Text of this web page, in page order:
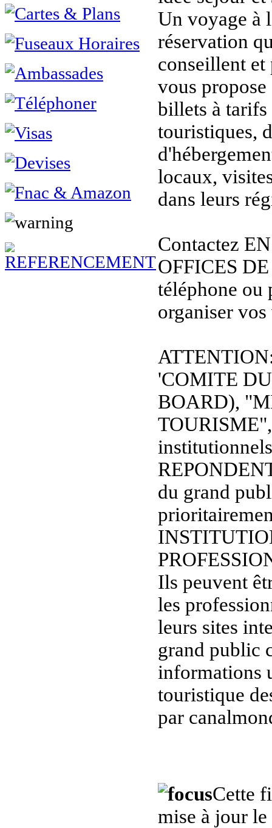
Un voyage à
réservation
conseillent et
vous
billets à
touristiques,
locaux,
dans leurs
Contactez
OFFICES
téléphone ou
organiser
'COMITE
BOARD),
du grand
Ils peuvent
les
leurs sites
grand public
informations
touristique
par
Cette
mise à jour